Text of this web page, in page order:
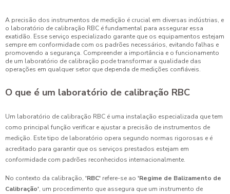
A precisão dos instrumentos de medição é crucial em diversas indústrias, e
o laboratório de calibração RBC é fundamental para assegurar essa
exatidão. Esse serviço especializado garante que os equipamentos estejam
sempre em conformidade com os padrões necessários, evitando falhas e
promovendo a segurança. Compreender a importância e o funcionamento
de um laboratório de calibração pode transformar a qualidade das
operações em qualquer setor que dependa de medições confiáveis.
O que é um laboratório de calibração RBC
Um laboratório de calibração RBC é uma instalação especializada que tem
como principal função verificar e ajustar a precisão de instrumentos de
medição. Este tipo de laboratório opera segundo normas rigorosas e é
acreditado para garantir que os serviços prestados estejam em
conformidade com padrões reconhecidos internacionalmente.
No contexto da calibração, 'RBC' refere-se ao 'Regime de Balizamento de
Calibração', um procedimento que assegura que um instrumento de